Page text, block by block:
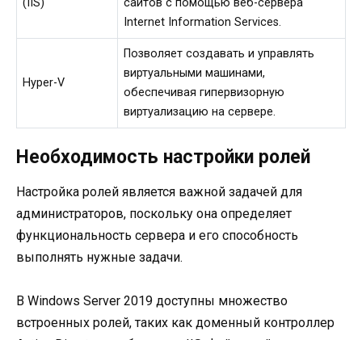
(IIS)
сайтов с помощью веб-сервера
Internet Information Services.
Hyper-V
Позволяет создавать и управлять
виртуальными машинами,
обеспечивая гипервизорную
виртуализацию на сервере.
Необходимость настройки ролей
Настройка ролей является важной задачей для
администраторов, поскольку она определяет
функциональность сервера и его способность
выполнять нужные задачи.
В Windows Server 2019 доступны множество
встроенных ролей, таких как доменный контроллер